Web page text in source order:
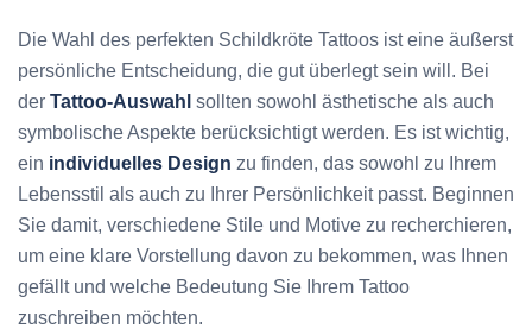
Die Wahl des perfekten Schildkröte Tattoos ist eine äußerst
persönliche Entscheidung, die gut überlegt sein will. Bei
der Tattoo-Auswahl sollten sowohl ästhetische als auch
symbolische Aspekte berücksichtigt werden. Es ist wichtig,
ein individuelles Design zu finden, das sowohl zu Ihrem
Lebensstil als auch zu Ihrer Persönlichkeit passt. Beginnen
Sie damit, verschiedene Stile und Motive zu recherchieren,
um eine klare Vorstellung davon zu bekommen, was Ihnen
gefällt und welche Bedeutung Sie Ihrem Tattoo
zuschreiben möchten.